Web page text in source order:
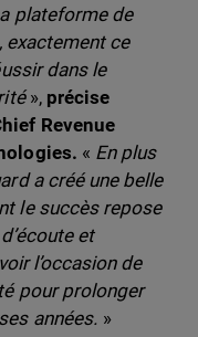
plateforme de
exactement ce
dans le
», précise
Revenue
« En plus
a créé une belle
le succès repose
et
l’occasion de
pour prolonger
années. »